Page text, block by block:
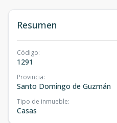
Resumen
Código:
1291
Provincia:
Santo Domingo de Guzmán
Tipo de inmueble:
Casas